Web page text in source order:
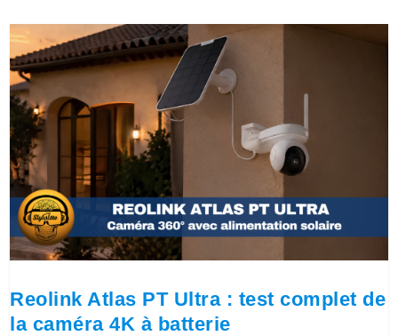
Reolink Atlas PT Ultra : test complet de
la caméra 4K à batterie